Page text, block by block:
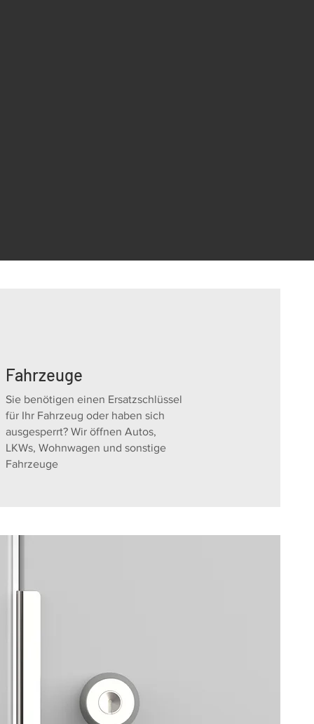
Fahrzeuge
Sie benötigen einen Ersatzschlüssel
für Ihr Fahrzeug oder haben sich
ausgesperrt? Wir öffnen Autos,
LKWs, Wohnwagen und sonstige
Fahrzeuge